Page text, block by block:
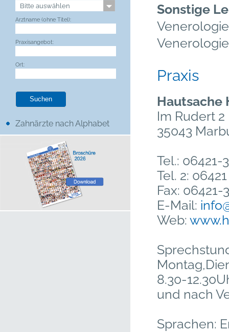
Arztname (ohne Titel):
Praxisangebot:
Ort:
Zahnärzte nach Alphabet
Sonstige
Venerologie
Praxis
Hautsache
Im Rudert 2
35043
Tel.: 06421-
Tel. 2:
Fax: 06421-
E-Mail:
Web:
8.30-
und nach
Sprachen: